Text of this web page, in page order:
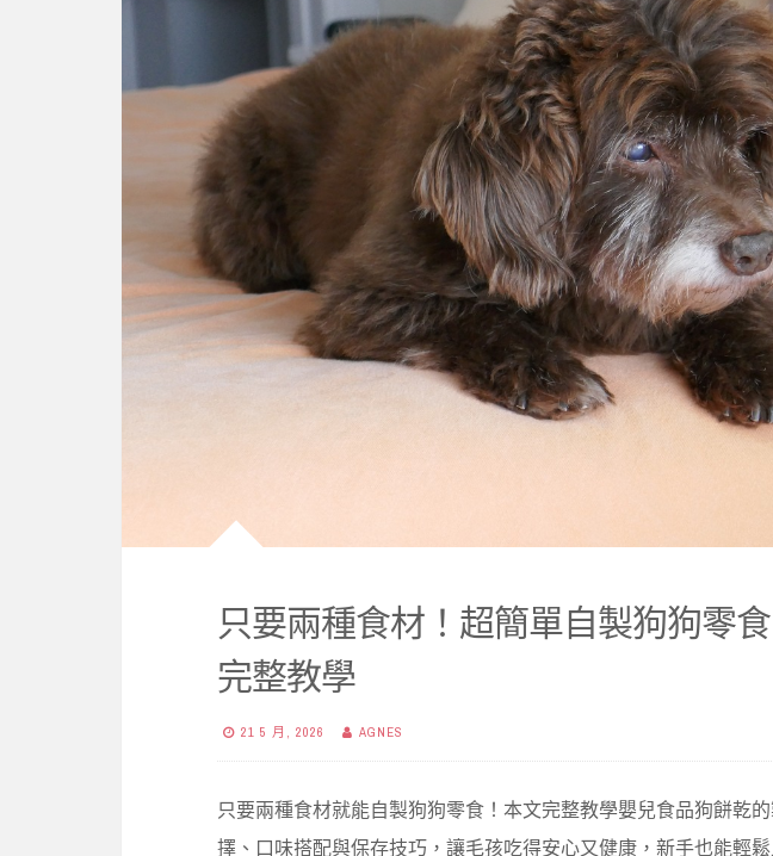
只要兩種食材！超簡單自製狗狗零
完整教學
21 5 月, 2026 AGNES
只要兩種食材就能自製狗狗零食！本文完整教學嬰兒食品狗餅乾
擇、口味搭配與保存技巧，讓毛孩吃得安心又健康，新手也能輕